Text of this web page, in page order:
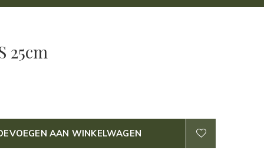
25cm
AAN WINKELWAGEN